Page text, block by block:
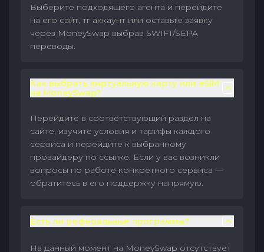
Выберите подходящего агента и перейдите
на его сайт, тг аккаунт или оставьте заявку
через MoneySwap выбрав SWIFT/SEPA
переводы.
Как выбрать виртуальную карту или eSIM
на MoneySwap?
Перейдите в соответствующий раздел на
сайте, изучите условия и тарифы каждого
сервиса и перейдите к выбранному
провайдеру по ссылке. Если у вас возникли
вопросы по работе конкретного сервиса —
обратитесь в его поддержку напрямую.
Есть ли реферальные программы?
На данный момент на MoneySwap отсутствует